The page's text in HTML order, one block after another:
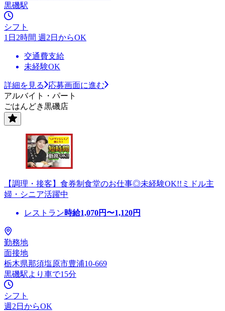
黒磯駅
シフト
1日2時間 週2日からOK
交通費支給
未経験OK
詳細を見る
応募画面に進む
アルバイト・パート
ごはんどき黒磯店
【調理・接客】食券制食堂のお仕事◎未経験OK!!ミドル主
婦・シニア活躍中
レストラン時給1,070円〜1,120円
勤務地
面接地
栃木県那須塩原市豊浦10-669
黒磯駅より車で15分
シフト
週2日からOK